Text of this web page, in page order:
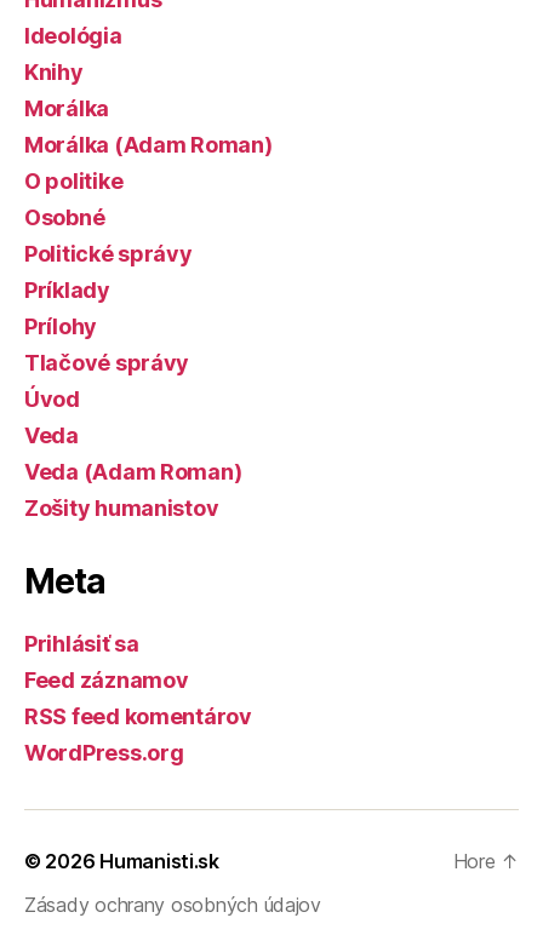
Ideológia
Knihy
Morálka
Morálka (Adam Roman)
O politike
Osobné
Politické správy
Príklady
Prílohy
Tlačové správy
Úvod
Veda
Veda (Adam Roman)
Zošity humanistov
Meta
Prihlásiť sa
Feed záznamov
RSS feed komentárov
WordPress.org
© 2026 Humanisti.sk
Zásady ochrany osobných údajov
Hore ↑